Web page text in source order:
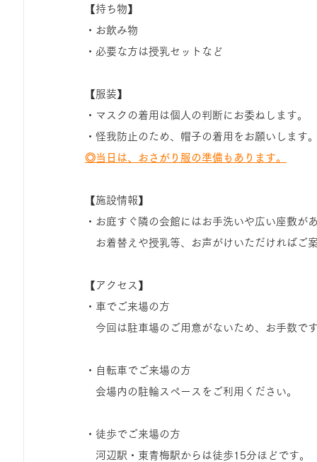
【持ち物】
・お飲み物
・必要な方は授乳セットなど
【服装】
・マスクの着用は個人の判断にお委ねします。
・怪我防止のため、帽子の着用をお願いします
◎当日は、おさがり服の準備もあります。
【施設情報】
・お庭すぐ隣の会館にはお手洗いや広い座敷が
お着替えや授乳等、お声がけいただければご
【アクセス】
・車でご来場の方
今回は駐車場のご用意がないため、お手数で
・自転車でご来場の方
会場内の駐輪スペースをご利用ください。
・徒歩でご来場の方
河辺駅・東青梅駅からは徒歩15分ほどです。